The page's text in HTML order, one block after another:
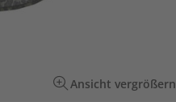
Ansicht vergrößern